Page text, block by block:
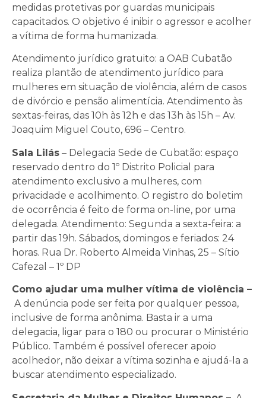
medidas protetivas por guardas municipais
capacitados. O objetivo é inibir o agressor e acolher
a vítima de forma humanizada.
Atendimento jurídico gratuito: a OAB Cubatão
realiza plantão de atendimento jurídico para
mulheres em situação de violência, além de casos
de divórcio e pensão alimentícia. Atendimento às
sextas-feiras, das 10h às 12h e das 13h às 15h – Av.
Joaquim Miguel Couto, 696 – Centro.
Sala Lilás – Delegacia Sede de Cubatão: espaço
reservado dentro do 1º Distrito Policial para
atendimento exclusivo a mulheres, com
privacidade e acolhimento. O registro do boletim
de ocorrência é feito de forma on-line, por uma
delegada. Atendimento: Segunda a sexta-feira: a
partir das 19h. Sábados, domingos e feriados: 24
horas. Rua Dr. Roberto Almeida Vinhas, 25 – Sítio
Cafezal – 1º DP
Como ajudar uma mulher vítima de violência –
A denúncia pode ser feita por qualquer pessoa,
inclusive de forma anônima. Basta ir a uma
delegacia, ligar para o 180 ou procurar o Ministério
Público. Também é possível oferecer apoio
acolhedor, não deixar a vítima sozinha e ajudá-la a
buscar atendimento especializado.